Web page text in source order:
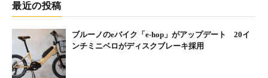
最近の投稿
ブルーノのeバイク「e-hop」がアップデート 20イ
ンチミニベロがディスクブレーキ採用